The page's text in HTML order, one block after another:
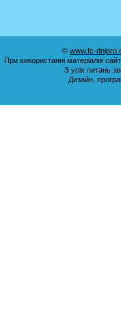
© www.fc-
При використанні матеріалів
З усіх питань
Дизайн,